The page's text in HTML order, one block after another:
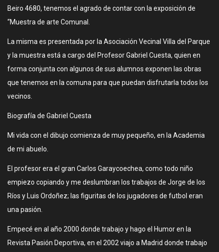
Beiro 4680, tenemos el agrado de contar con la exposición de
“Muestra de arte Comunal.
La misma es presentada por la Asociación Vecinal Villa del Parque
y la muestra está a cargo del Profesor Gabriel Cuesta, quien en
forma conjunta con algunos de sus alumnos exponen las obras
que tenemos en la comuna para que puedan disfrutarla todos los
vecinos.
Biografía de Gabriel Cuesta
Mi vida con el dibujo comienza de muy pequeño, en la Academia
de mi abuelo.
El profesor era el gran Carlos Garaycoechea, como todo niño
empiezo copiando y me deslumbran los trabajos de Jorge de los
Ríos y Luis Ordoñez; las figuritas de los jugadores de futbol eran
una pasión.
Empecé en al año 2000 donde trabajo y hago el Humor en la
Revista Pasión Deportiva, en el 2002 viajo a Madrid donde trabajo